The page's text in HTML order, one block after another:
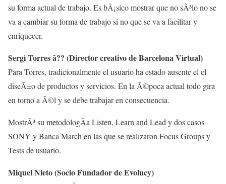
su forma actual de trabajo. Es bÃ¡sico mostrar que no sÃ³lo no se
va a cambiar su forma de trabajo si no que se va a facilitar y
enriquecer.
Sergi Torres â?? (Director creativo de Barcelona Virtual)
Para Torres, tradicionalmente el usuario ha estado ausente el el
diseÃ±o de productos y servicios. En la Ã©poca actual todo gira
en torno a Ã©l y se debe trabajar en consecuencia.
MostrÃ³ su metodologÃ­a Listen, Learn and Lead y dos casos
SONY y Banca March en las que se realizaron Focus Groups y
Tests de usuario.
Miquel Nieto (Socio Fundador de Evolucy)